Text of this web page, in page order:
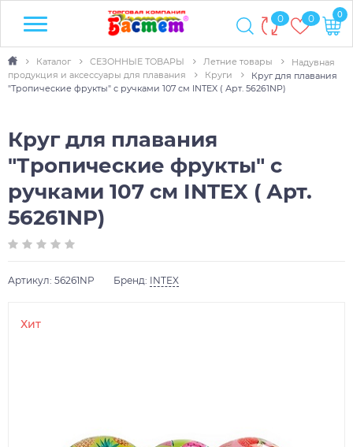
0 0 0
Каталог СЕЗОННЫЕ ТОВАРЫ Летние товары
Надувная
продукция и аксессуары для плавания
Круги
Круг для плавания
"Тропические фрукты" с ручками 107 см INTEX ( Арт. 56261NP)
Круг для плавания
"Тропические фрукты" с
ручками 107 см INTEX ( Арт.
56261NP)
Артикул: 56261NP Бренд: INTEX
Хит